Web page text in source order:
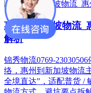
惠州到新加坡物流_
解析
锦秀物流0769-
络，惠州到新加坡物流
全境直达”，适配普货 /